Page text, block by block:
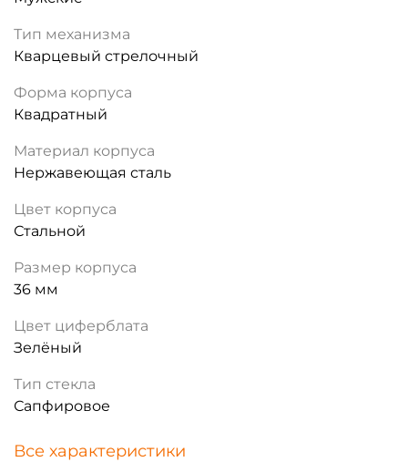
Тип механизма
Кварцевый стрелочный
Форма корпуса
Квадратный
Материал корпуса
Нержавеющая сталь
Цвет корпуса
Стальной
Размер корпуса
36 мм
Цвет циферблата
Зелёный
Тип стекла
Сапфировое
Все характеристики